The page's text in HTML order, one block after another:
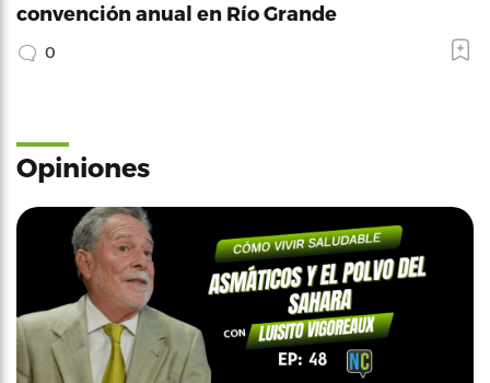
convención anual en Río Grande
0
Opiniones